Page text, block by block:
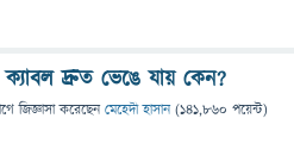
দ্রুত ভেঙে যায় কেন?
জিজ্ঞাসাকরেছেনমেহেদী হাসান (141,860 পয়েন্ট)